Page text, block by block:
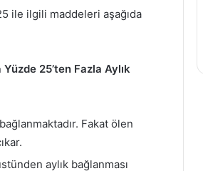
ile ilgili maddeleri aşağıda
25’ten Fazla Aylık
Fakat ölen
aylık bağlanması
etkinliğinde
işetkinliğinde iş ortaklarıyla bir